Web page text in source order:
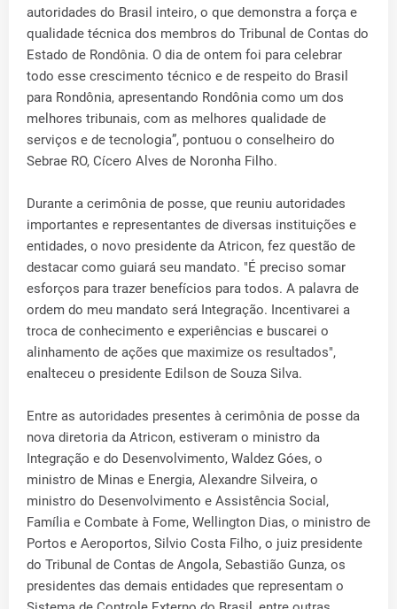
autoridades do Brasil inteiro, o que demonstra a força e
qualidade técnica dos membros do Tribunal de Contas do
Estado de Rondônia. O dia de ontem foi para celebrar
todo esse crescimento técnico e de respeito do Brasil
para Rondônia, apresentando Rondônia como um dos
melhores tribunais, com as melhores qualidade de
serviços e de tecnologia”, pontuou o conselheiro do
Sebrae RO, Cícero Alves de Noronha Filho.
Durante a cerimônia de posse, que reuniu autoridades
importantes e representantes de diversas instituições e
entidades, o novo presidente da Atricon, fez questão de
destacar como guiará seu mandato. "É preciso somar
esforços para trazer benefícios para todos. A palavra de
ordem do meu mandato será Integração. Incentivarei a
troca de conhecimento e experiências e buscarei o
alinhamento de ações que maximize os resultados",
enalteceu o presidente Edilson de Souza Silva.
Entre as autoridades presentes à cerimônia de posse da
nova diretoria da Atricon, estiveram o ministro da
Integração e do Desenvolvimento, Waldez Góes, o
ministro de Minas e Energia, Alexandre Silveira, o
ministro do Desenvolvimento e Assistência Social,
Família e Combate à Fome, Wellington Dias, o ministro de
Portos e Aeroportos, Silvio Costa Filho, o juiz presidente
do Tribunal de Contas de Angola, Sebastião Gunza, os
presidentes das demais entidades que representam o